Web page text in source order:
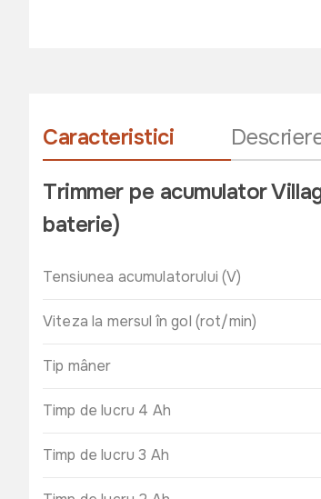
Caracteristici
Trimmer pe acumulator
baterie)
Tensiunea acumulatorului (V)
Viteza la mersul în gol (rot/min)
Tip mâner
Timp de lucru 4 Ah
Timp de lucru 3 Ah